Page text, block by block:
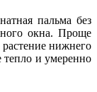
пальма без
окна. Проще
растение нижнего
тепло и умеренно